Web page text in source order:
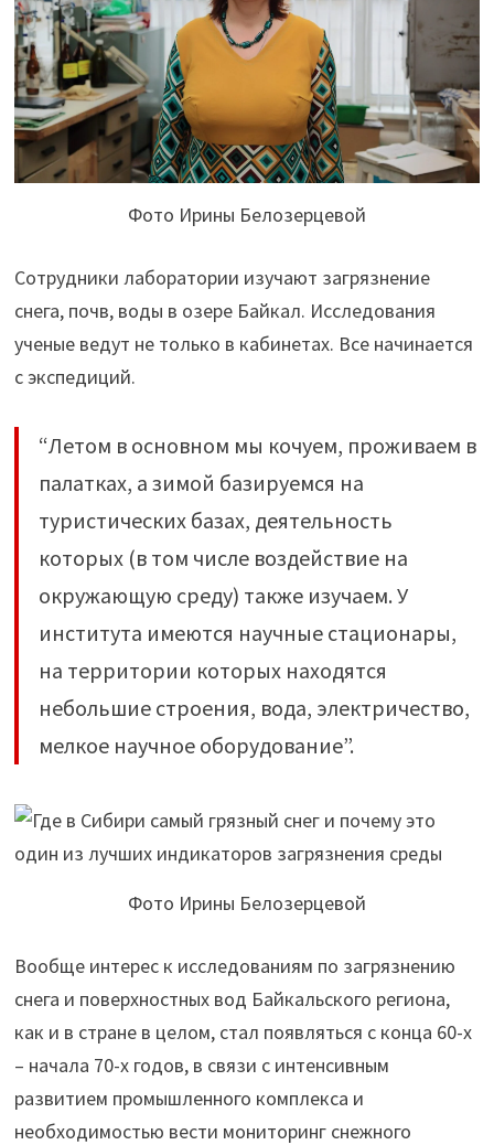
Фото Ирины Белозерцевой
Сотрудники лаборатории изучают загрязнение
снега, почв, воды в озере Байкал. Исследования
ученые ведут не только в кабинетах. Все начинается
с экспедиций.
“Летом в основном мы кочуем, проживаем в
палатках, а зимой базируемся на
туристических базах, деятельность
которых (в том числе воздействие на
окружающую среду) также изучаем. У
института имеются научные стационары,
на территории которых находятся
небольшие строения, вода, электричество,
мелкое научное оборудование”.
Фото Ирины Белозерцевой
Вообще интерес к исследованиям по загрязнению
снега и поверхностных вод Байкальского региона,
как и в стране в целом, стал появляться с конца 60-х
– начала 70-х годов, в связи с интенсивным
развитием промышленного комплекса и
необходимостью вести мониторинг снежного